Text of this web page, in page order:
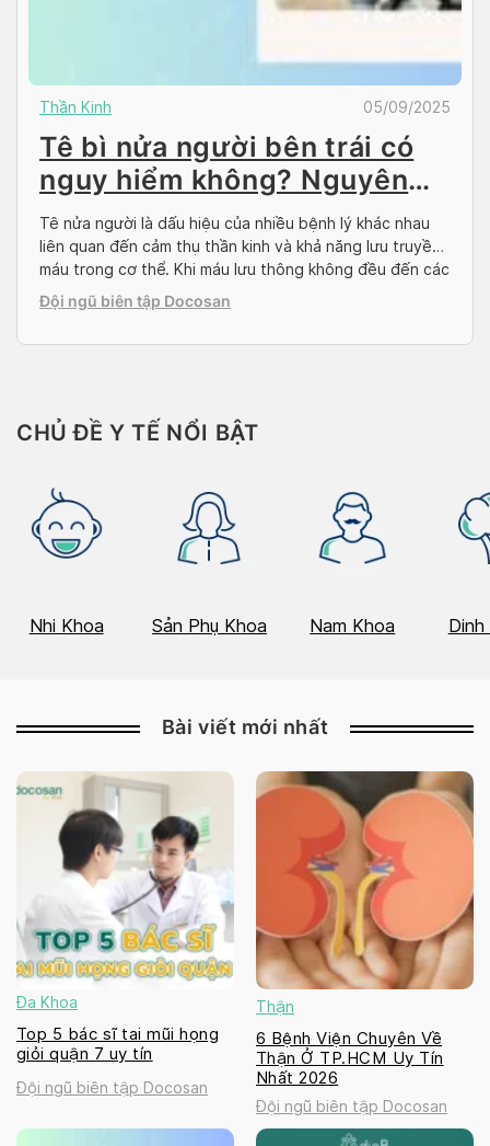
Thần Kinh 05/09/2025
Tê bì nửa người bên trái có
nguy hiểm không? Nguyên
nhân, dấu hiệu
Tê nửa người là dấu hiệu của nhiều bệnh lý khác nhau
liên quan đến cảm thụ thần kinh và khả năng lưu truyền
máu trong cơ thể. Khi máu lưu thông không đều đến các
chi hoặc các bộ phận khác trên cơ thể chúng ta thường
có cảm giác tê bì khó chịu. […]
Đội ngũ biên tập Docosan
CHỦ ĐỀ Y TẾ NỔI BẬT
Nhi Khoa Sản Phụ Khoa Nam Khoa Dinh
Bài viết mới nhất
Đa Khoa
Top 5 bác sĩ tai mũi họng
giỏi quận 7 uy tín
Đội ngũ biên tập Docosan
Thận
6 Bệnh Viện Chuyên Về
Thận Ở TP.HCM Uy Tín
Nhất 2026
Đội ngũ biên tập Docosan